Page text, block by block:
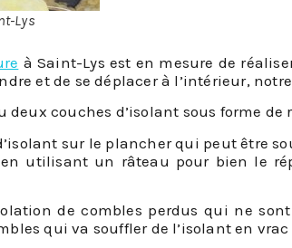
Lys
à Saint-Lys est en mesure de
et de se déplacer à l’intérieur,
deux couches d’isolant sous forme
sur le plancher qui peut être
utilisant un râteau pour bien le
de combles perdus qui ne
qui va souffler de l’isolant en